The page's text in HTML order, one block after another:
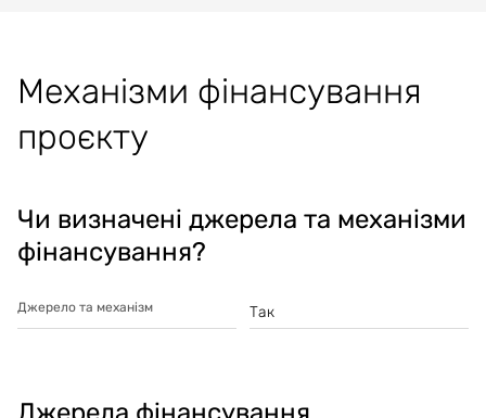
Механізми фінансування
проєкту
Чи визначені джерела та механізми
фінансування?
Джерело та механізм Так